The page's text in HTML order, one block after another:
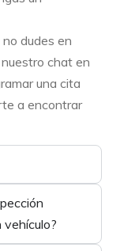
dudes en
chat en
una cita
a encontrar